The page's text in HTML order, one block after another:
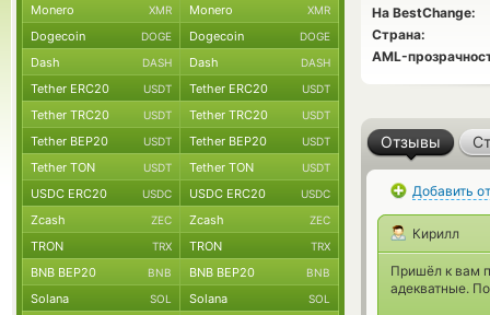
На BestChange:
Страна:
AML-
Отзывы
Добавить
Кирилл
Пришёл к вам
адекватные.
Monero XMR Monero XMR
Dogecoin DOGE Dogecoin DOGE
Dash DASH Dash DASH
Tether ERC20 USDT Tether ERC20 USDT
Tether TRC20 USDT Tether TRC20 USDT
Tether BEP20 USDT Tether BEP20 USDT
Tether TON USDT Tether TON USDT
USDC ERC20 USDC USDC ERC20 USDC
Zcash ZEC Zcash ZEC
TRON TRX TRON TRX
BNB BEP20 BNB BNB BEP20 BNB
Solana SOL Solana SOL